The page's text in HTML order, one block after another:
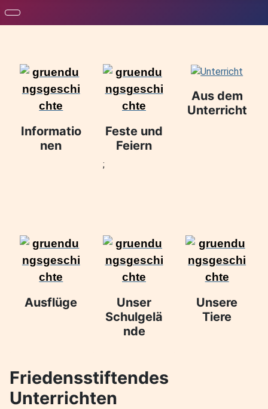
Informatio
nen
Feste und
Feiern
;
Aus dem
Unterricht
Ausflüge
Unser
Schulgelä
nde
Unsere
Tiere
Friedensstiftendes
Unterrichten